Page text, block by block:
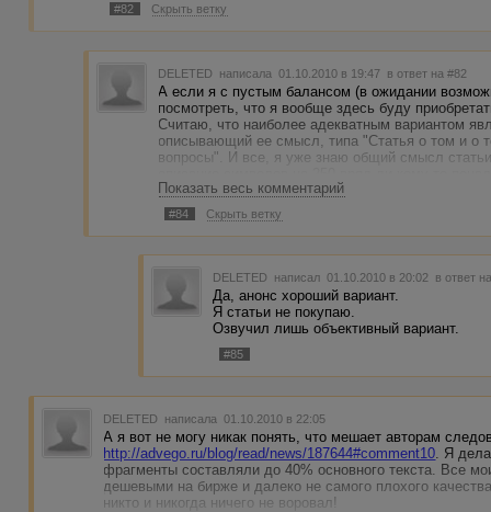
#82 Скрыть ветку
DELETED написала 01.10.2010 в 19:47 в ответ на #82
А если я с пустым балансом (в ожидании
посмотреть, что я вообще здесь буду
Считаю, что наиболее адекватным вариантом
описывающий ее смысл, типа "Статья о том и о
вопросы". И все, я уже знаю общий смысл
Показать весь комментарий
#84 Скрыть ветку
DELETED написал 01.10.2010 в 20:02 в ответ
Да, анонс хороший вариант.
Я статьи не покупаю.
Озвучил лишь объективный вариант.
#85
DELETED написала 01.10.2010 в 22:05
А я вот не могу никак понять, что мешает авторам
http://advego.ru/blog/read/news/187644#comment10 . Я
фрагменты составляли до 40% основного текста. Все
дешевыми на бирже и далеко не самого плохого
никто и никогда ничего не воровал!